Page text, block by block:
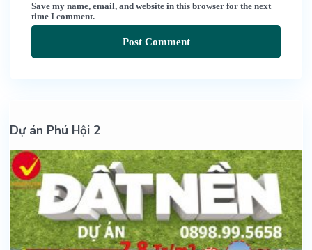
Save my name, email, and website in this browser for the next
time I comment.
Dự án Phú Hội 2